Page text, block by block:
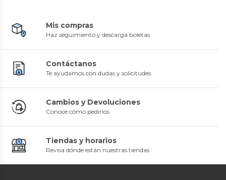
Mis compras
Haz seguimiento y descarga boletas
Contáctanos
Te ayudamos con dudas y solicitudes
Cambios y Devoluciones
Conoce cómo pedirlos
Tiendas y horarios
Revisa dónde están nuestras tiendas